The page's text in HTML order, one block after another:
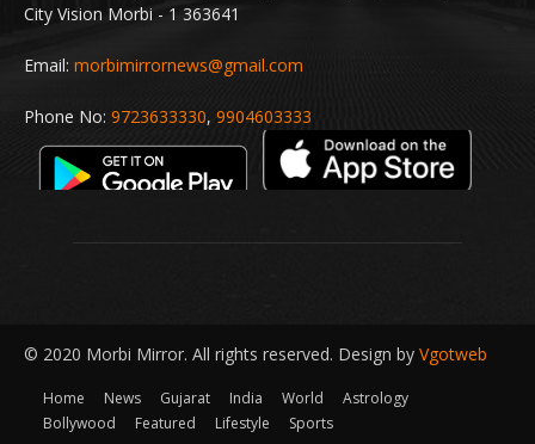
City Vision Morbi - 1 363641
Email: morbimirrornews@gmail.com
Phone No: 9723633330, 9904603333
© 2020 Morbi Mirror. All rights reserved. Design by Vgotweb
Home News Gujarat India World
Astrology
Bollywood
Featured Lifestyle Sports